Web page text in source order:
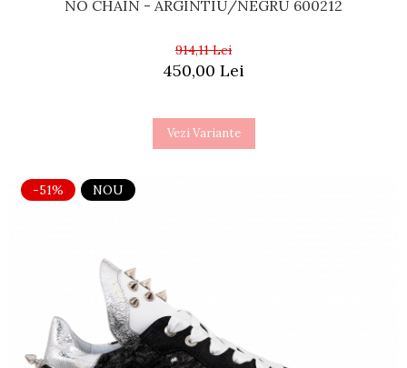
NO CHAIN - ARGINTIU/NEGRU 600212
914,11 Lei
450,00 Lei
Vezi Variante
-51% NOU